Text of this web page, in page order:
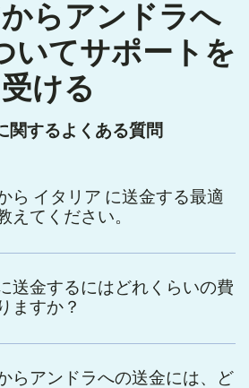
らアンドラへ
いてサポートを
受ける
関するよくある質問
ら イタリア に送金する最適
えてください。
送金するにはどれくらいの費
ますか？
らアンドラへの送金には、ど